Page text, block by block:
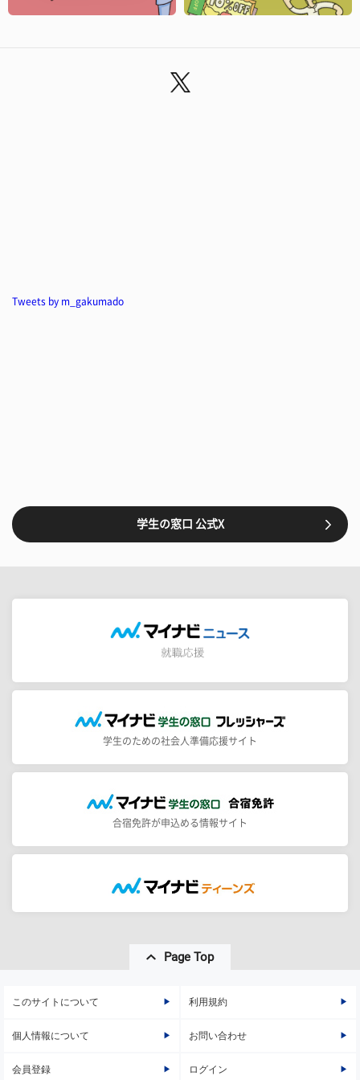
Tweets by m_gakumado
学生の窓口 公式X
学生のための社会人準備応援サイト
合宿免許が申込める情報サイト
Page Top
このサイトについて 利用規約
個人情報について お問い合わせ
会員登録 ログイン